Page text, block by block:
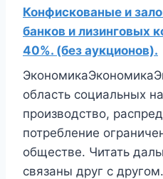
Конфискованые и
банков и лизинговых
40%. (без аукционов).
область социальных
производство,
потребление
обществе. Читать
связаны друг с